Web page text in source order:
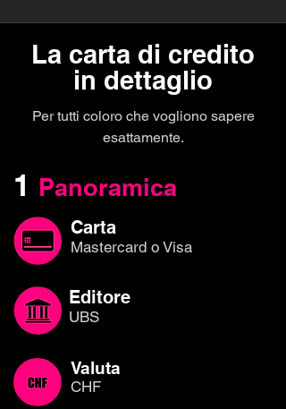
La carta di credito
in dettaglio
Per tutti coloro che vogliono sapere
esattamente.
1 Panoramica
Carta
Mastercard o Visa
Editore
UBS
Valuta
CHF